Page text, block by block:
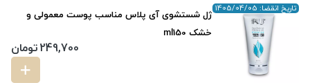
تاریخ انقضا: 1405/04/05
ژل شستشوی آی پلاس مناسب پوست معمولی و
خشک ml150
249,700تومان